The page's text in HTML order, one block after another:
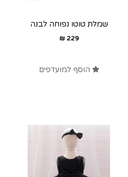
שמלת טוטו נפוחה לבנה
229
₪
הוסף למועדפים